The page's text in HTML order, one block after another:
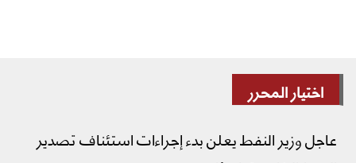
اختيار المحرر
عاجل وزير النفط يعلن بدء إجراءات استئناف تصدير